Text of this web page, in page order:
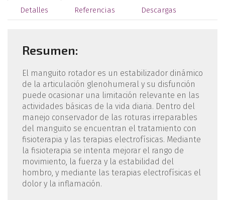
Detalles Referencias Descargas
Resumen:
El manguito rotador es un estabilizador dinámico
de la articulación glenohumeral y su disfunción
puede ocasionar una limitación relevante en las
actividades básicas de la vida diaria. Dentro del
manejo conservador de las roturas irreparables
del manguito se encuentran el tratamiento con
fisioterapia y las terapias electrofísicas. Mediante
la fisioterapia se intenta mejorar el rango de
movimiento, la fuerza y la estabilidad del
hombro, y mediante las terapias electrofísicas el
dolor y la inflamación.